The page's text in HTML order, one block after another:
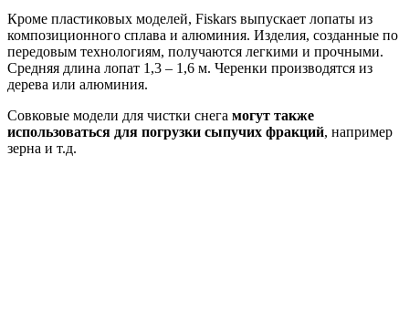
Кроме пластиковых моделей, Fiskars выпускает лопаты из
композиционного сплава и алюминия. Изделия, созданные по
передовым технологиям, получаются легкими и прочными.
Средняя длина лопат 1,3 – 1,6 м. Черенки производятся из
дерева или алюминия.
Совковые модели для чистки снега могут также
использоваться для погрузки сыпучих фракций, например
зерна и т.д.